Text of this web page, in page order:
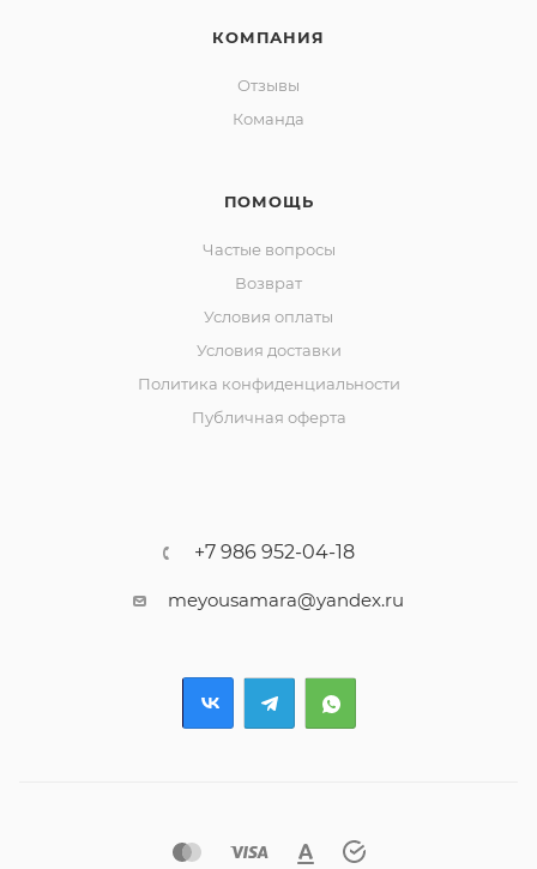
КОМПАНИЯ
Отзывы
Команда
ПОМОЩЬ
Частые вопросы
Возврат
Условия оплаты
Условия доставки
Политика конфиденциальности
Публичная оферта
+7 986 952-04-18
meyousamara@yandex.ru